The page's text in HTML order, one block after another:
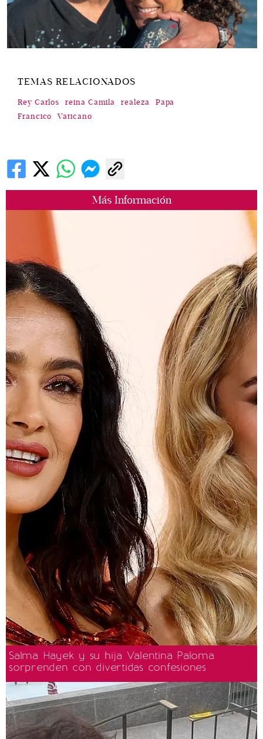
Más Información
Salma Hayek y su hija Valentina Paloma
sorprenden con divertidas confesiones
TEMAS RELACIONADOS
Rey Carlos reina Camila realeza
Papa
Francico
Vaticano